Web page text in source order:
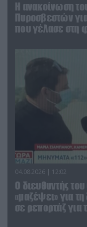
Η ανακοίνωση
Πυροσβεστών
που γέλασε στη
04.08.2026 | 12:02
O διευθυντής
«μαζέψει» για
σε ρεπορτάζ για